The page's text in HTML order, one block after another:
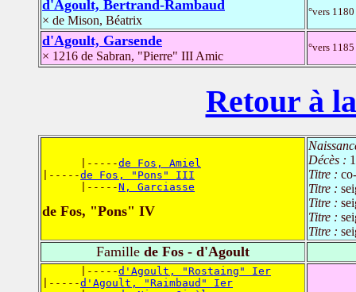
d'Agoult, Bertrand-Rambaud
× de Mison, Béatrix
°vers
d'Agoult, Garsende
× 1216 de Sabran, "Pierre" III Amic
°vers
Retour à
      |-----
de Fos, Amiel
|-----de Fos, "Pons" III
      |-----
N, Garciasse
de Fos, "Pons" IV
Décès :
Titre :
Titre :
Titre :
Titre :
Titre :
Famille de Fos - d'Agoult
      |-----
d'Agoult, "Rostaing" Ier
|-----d'Agoult, "Raimbaud" Ier